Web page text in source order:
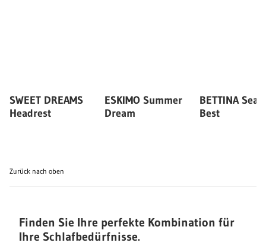
SWEET DREAMS
Headrest
ESKIMO Summer
Dream
BETTINA
Best
Finden Sie Ihre perfekte Kombination für
Ihre Schlafbedürfnisse.
Zurück nach oben